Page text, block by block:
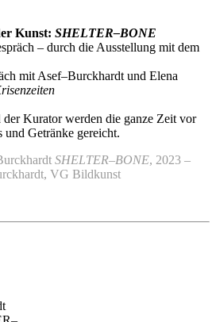
Kunst: SHELTER–BONE
– durch die Ausstellung mit dem
mit Asef–Burckhardt und Elena
Kurator werden die ganze Zeit vor
und Getränke gereicht.
SHELTER–BONE, 2023 –
VG Bildkunst